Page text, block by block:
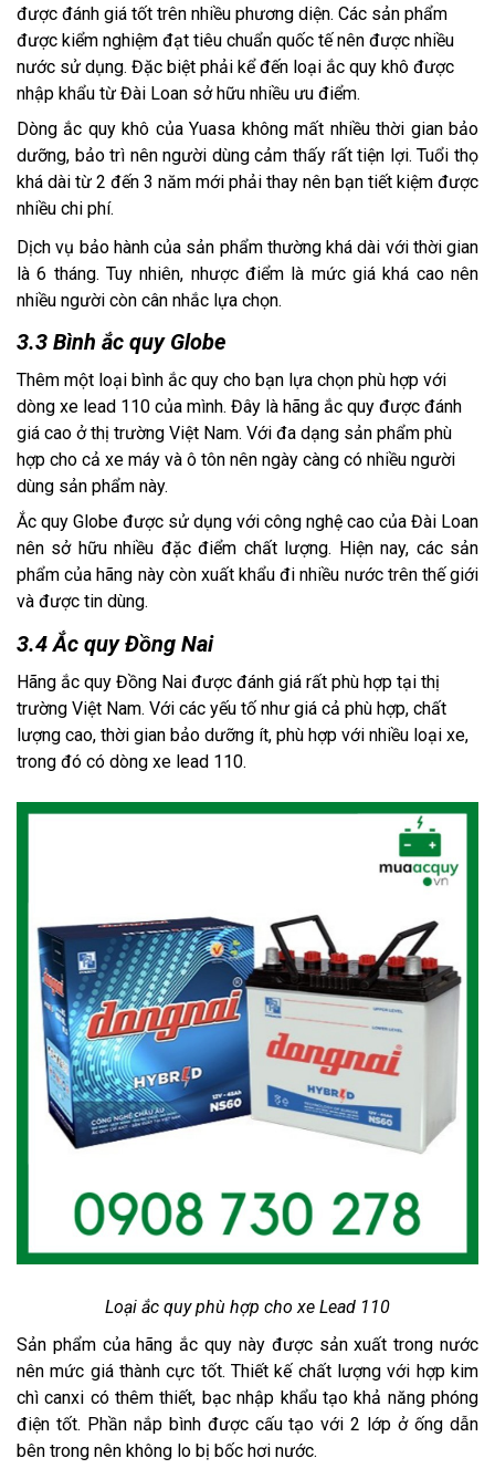
được đánh giá tốt trên nhiều phương diện. Các sản phẩm
được kiểm nghiệm đạt tiêu chuẩn quốc tế nên được nhiều
nước sử dụng. Đặc biệt phải kể đến loại ắc quy khô được
nhập khẩu từ Đài Loan sở hữu nhiều ưu điểm.
Dòng ắc quy khô của Yuasa không mất nhiều thời gian bảo
dưỡng, bảo trì nên người dùng cảm thấy rất tiện lợi. Tuổi thọ
khá dài từ 2 đến 3 năm mới phải thay nên bạn tiết kiệm được
nhiều chi phí.
Dịch vụ bảo hành của sản phẩm thường khá dài với thời gian
là 6 tháng. Tuy nhiên, nhược điểm là mức giá khá cao nên
nhiều người còn cân nhắc lựa chọn.
3.3 Bình ắc quy Globe
Thêm một loại bình ắc quy cho bạn lựa chọn phù hợp với
dòng xe lead 110 của mình. Đây là hãng ắc quy được đánh
giá cao ở thị trường Việt Nam. Với đa dạng sản phẩm phù
hợp cho cả xe máy và ô tôn nên ngày càng có nhiều người
dùng sản phẩm này.
Ắc quy Globe được sử dụng với công nghệ cao của Đài Loan
nên sở hữu nhiều đặc điểm chất lượng. Hiện nay, các sản
phẩm của hãng này còn xuất khẩu đi nhiều nước trên thế giới
và được tin dùng.
3.4 Ắc quy Đồng Nai
Hãng ắc quy Đồng Nai được đánh giá rất phù hợp tại thị
trường Việt Nam. Với các yếu tố như giá cả phù hợp, chất
lượng cao, thời gian bảo dưỡng ít, phù hợp với nhiều loại xe,
trong đó có dòng xe lead 110.
Loại ắc quy phù hợp cho xe Lead 110
Sản phẩm của hãng ắc quy này được sản xuất trong nước
nên mức giá thành cực tốt. Thiết kế chất lượng với hợp kim
chì canxi có thêm thiết, bạc nhập khẩu tạo khả năng phóng
điện tốt. Phần nắp bình được cấu tạo với 2 lớp ở ống dẫn
bên trong nên không lo bị bốc hơi nước.